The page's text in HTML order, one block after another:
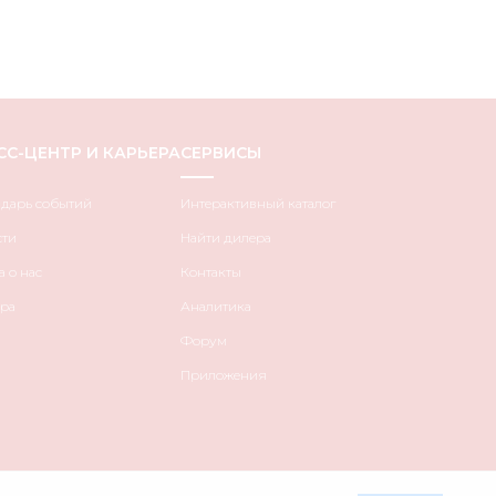
ЦЕНТР И КАРЬЕРА
событий
нас
СЕРВИСЫ
Интерактивный каталог
Найти дилера
Контакты
Аналитика
Форум
Приложения